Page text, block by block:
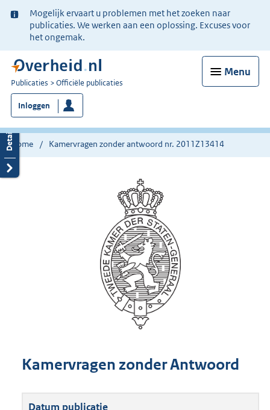
Ter
informatie:
Mogelijk ervaart u problemen met het zoeken naar
publicaties. We werken aan een oplossing. Excuses voor
het ongemak.
Menu
U
bent
nu
hier:
Publicaties Officiële publicaties
Inloggen
Home Kamervragen zonder antwoord nr. 2011Z13414
Kamervragen zonder Antwoord